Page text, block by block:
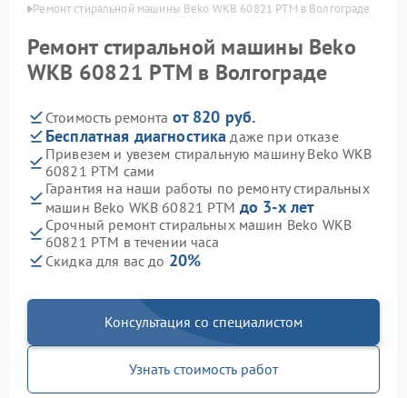
Ремонт стиральной машины Beko WKB 60821 PTМ в Волгограде
Ремонт стиральной машины Beko
WKB 60821 PTМ в Волгограде
Стоимость ремонта от 820 руб.
Бесплатная диагностика даже при отказе
Привезем и увезем стиральную машину Beko WKB
60821 PTМ сами
Гарантия на наши работы по ремонту стиральных
машин Beko WKB 60821 PTМ до 3-х лет
Срочный ремонт стиральных машин Beko WKB
60821 PTМ в течении часа
Скидка для вас до 20%
Консультация со специалистом
Узнать стоимость работ